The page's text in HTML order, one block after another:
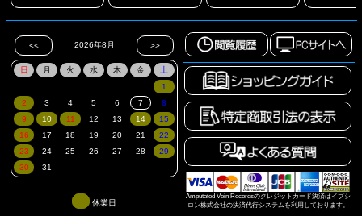
Amputated Vein Recordsのクレジットカード決済はイプシ
ロン株式会社の決済代行システムを利用しております。
休業日